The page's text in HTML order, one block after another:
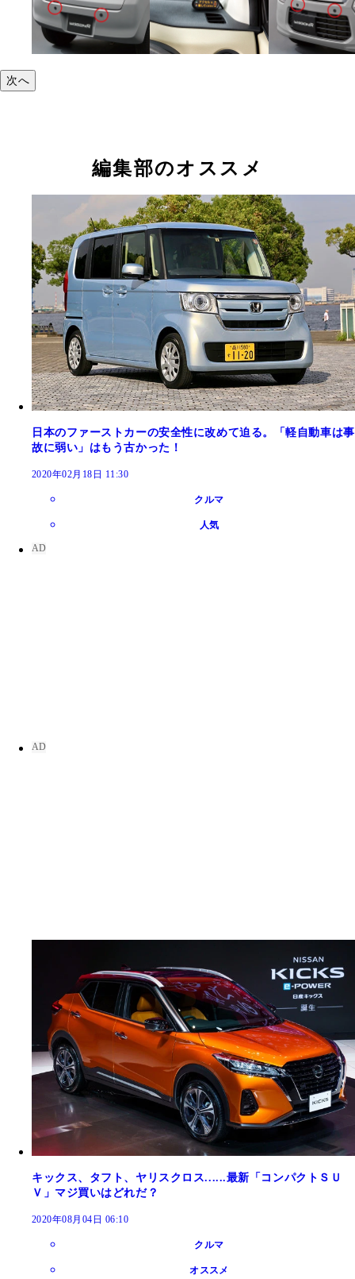
次へ
編集部のオススメ
日本のファーストカーの安全性に改めて迫る。「軽自動車は事
故に弱い」はもう古かった！
2020年02月18日 11:30
クルマ
人気
キックス、タフト、ヤリスクロス......最新「コンパクトＳＵ
Ｖ」マジ買いはどれだ？
2020年08月04日 06:10
クルマ
オススメ